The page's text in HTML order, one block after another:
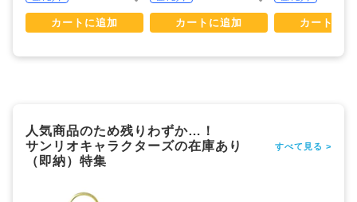
カートに追加 カートに追加 カートに
人気商品のため残りわずか…！
サンリオキャラクターズの在庫あり
（即納）特集
すべて見る >